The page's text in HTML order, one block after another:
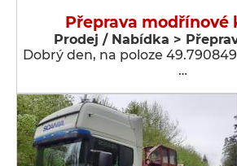
Přeprava modřínové
Prodej / Nabídka >
Dobrý den, na poloze
…